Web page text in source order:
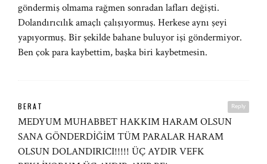
göndermiş olmama rağmen sonradan lafları değişti.
Dolandırıcılık amaçlı çalışıyormuş. Herkese aynı şeyi
yapıyormuş. Bir şekilde bahane buluyor işi göndermiyor.
Ben çok para kaybettim, başka biri kaybetmesin.
Reply
BERAT
MEDYUM MUHABBET HAKKIM HARAM OLSUN
SANA GÖNDERDİĞİM TÜM PARALAR HARAM
OLSUN DOLANDIRICI!!!!! ÜÇ AYDIR VEFK